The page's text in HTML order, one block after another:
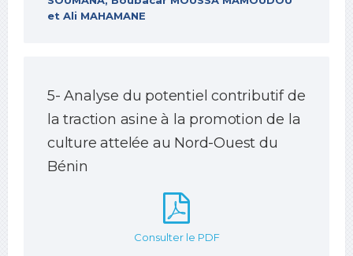
et Ali MAHAMANE
5- Analyse du potentiel contributif de
la traction asine à la promotion de la
culture attelée au Nord-Ouest du
Bénin
Consulter le PDF